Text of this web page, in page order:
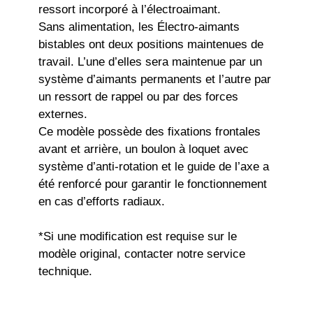
ressort incorporé à l’électroaimant.
Sans alimentation, les Électro-aimants
bistables ont deux positions maintenues de
travail. L’une d’elles sera maintenue par un
système d’aimants permanents et l’autre par
un ressort de rappel ou par des forces
externes.
Ce modèle possède des fixations frontales
avant et arrière, un boulon à loquet avec
système d’anti-rotation et le guide de l’axe a
été renforcé pour garantir le fonctionnement
en cas d’efforts radiaux.
*Si une modification est requise sur le
modèle original, contacter notre service
technique.